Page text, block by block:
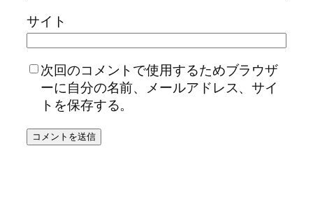
サイト
次回のコメントで使用するためブラウザ
ーに自分の名前、メールアドレス、サイ
トを保存する。